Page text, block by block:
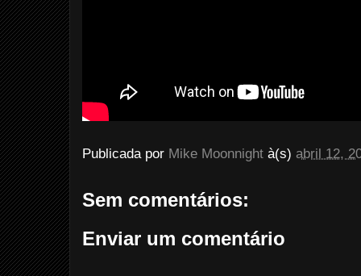
Publicada por Mike Moonnight à(s) abril 12,
Sem comentários:
Enviar um comentário